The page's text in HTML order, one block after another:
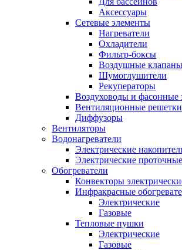
Аксессуары
Сетевые элементы
Нагреватели
Охладители
Фильтр-боксы
Воздушные клапаны
Шумоглушители
Рекуператоры
Воздуховоды и фасонные
Вентиляционные решетки
Диффузоры
Вентиляторы
Водонагреватели
Электрические
Электрические проточные
Обогреватели
Конвекторы
Инфракрасные
Электрические
Газовые
Тепловые пушки
Электрические
Газовые